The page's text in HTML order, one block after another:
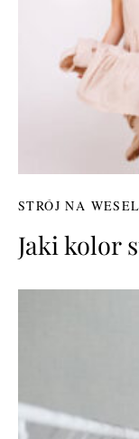
STRÓJ NA
Jaki kolor